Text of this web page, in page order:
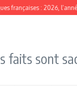
: 2026, l’année
faits sont